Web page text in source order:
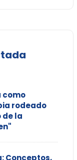
como
rodeado
de la
Conceptos,